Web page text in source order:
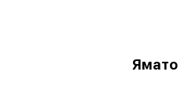
Ямато